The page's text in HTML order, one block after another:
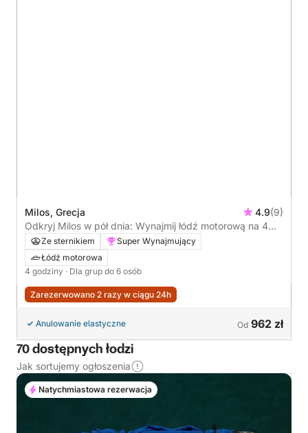
Milos, Grecja 4.9(9)
Odkryj Milos w pół dnia: Wynajmij łódź motorową na 4
godziny
Ze sternikiem
Super Wynajmujący
Łódź motorowa
4 godziny · Dla grup do 6 osób
Zarezerwowano 2 razy w ciągu 24h
Anulowanie elastyczne Od 962 zł
70 dostępnych łodzi
Jak sortujemy ogłoszenia
Natychmiastowa rezerwacja